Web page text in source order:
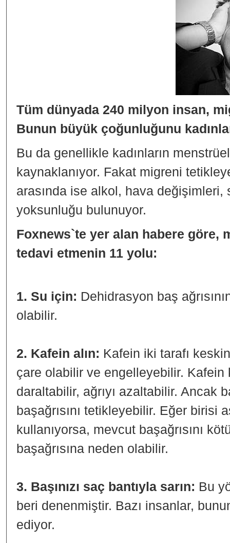
Tüm dünyada 240 milyon insan,
Bunun büyük çoğunluğunu
Bu da genellikle kadınların
kaynaklanıyor. Fakat migreni
arasında ise alkol, hava
yoksunluğu bulunuyor.
Foxnews`te yer alan habere göre,
tedavi etmenin 11 yolu:
1. Su için: Dehidrasyon baş
olabilir.
2. Kafein alın: Kafein iki tarafı keskin
çare olabilir ve engelleyebilir. Kafein
daraltabilir, ağrıyı azaltabilir. Ancak
başağrısını tetikleyebilir. Eğer birisi
kullanıyorsa, mevcut başağrısını
başağrısına neden olabilir.
3. Başınızı saç bantıyla sarın: Bu
beri denenmiştir. Bazı insanlar,
ediyor.